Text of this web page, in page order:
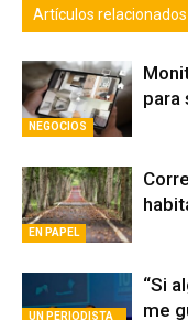
NEGOCIOS
para
EN PAPEL
UN PERIODISTA
QUE DEJO
HUELLA
me
tipo